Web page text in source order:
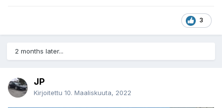
3
2 months later...
JP
Kirjoitettu 10. Maaliskuuta, 2022